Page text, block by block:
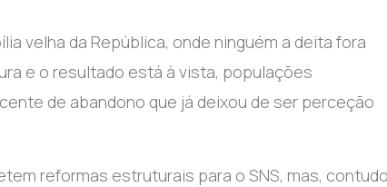
velha da República, onde ninguém a deita fora
e o resultado está à vista, populações
de abandono que já deixou de ser perceção
reformas estruturais para o SNS, mas,